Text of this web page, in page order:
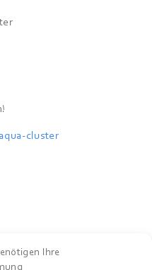
Ihre
cluster